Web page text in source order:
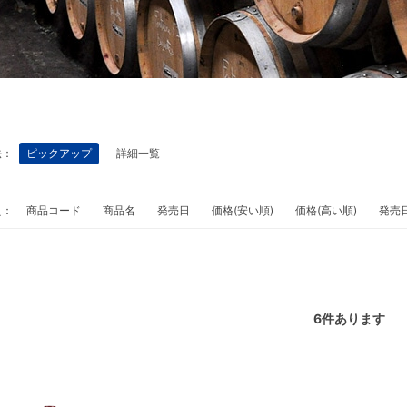
ピックアップ 詳細一覧
商品コード 商品名 発売日 価格(安い順) 価格(高い順) 発売
6件あります